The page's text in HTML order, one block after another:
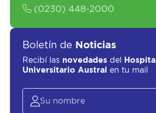
(0230) 448-2000
Boletín de Noticias
Recibí las novedades del
Hospital
Universitario Austral
en tu mail